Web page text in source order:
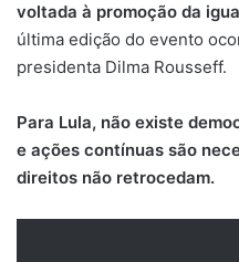
voltada à promoção da
última edição do evento
presidenta Dilma Rousseff.
Para Lula, não existe
e ações contínuas são
direitos não retrocedam.